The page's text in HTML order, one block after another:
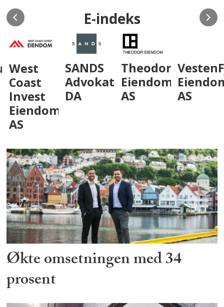
E-indeks
West
Coast
Invest
Eiendom
AS
SANDS
Advokatfirma
DA
Theodor
Eiendom
AS
AS
Økte omsetningen med 34
prosent